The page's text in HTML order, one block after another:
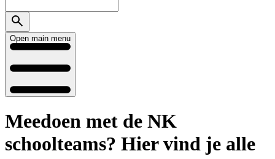
Open main menu
Meedoen met de NK
schoolteams? Hier vind je alle